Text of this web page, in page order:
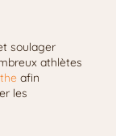
soulager
athlètes
afin
les